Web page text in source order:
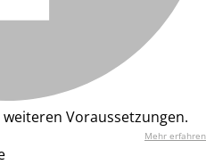
Voraussetzungen.
Mehr erfahren